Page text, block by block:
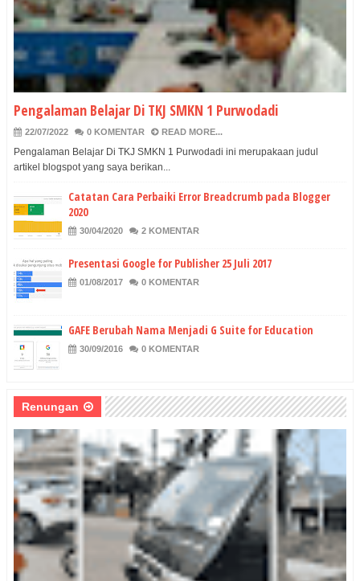
Pengalaman Belajar Di TKJ SMKN 1 Purwodadi
22/07/2022 0 KOMENTAR READ MORE...
Pengalaman Belajar Di TKJ SMKN 1 Purwodadi ini merupakaan judul
artikel blogspot yang saya berikan...
Catatan Cara Perbaiki Error Breadcrumb pada Blogger
2020
30/04/2020 2 KOMENTAR
Presentasi Google for Publisher 25 Juli 2017
01/08/2017 0 KOMENTAR
GAFE Berubah Nama Menjadi G Suite for Education
30/09/2016 0 KOMENTAR
Renungan